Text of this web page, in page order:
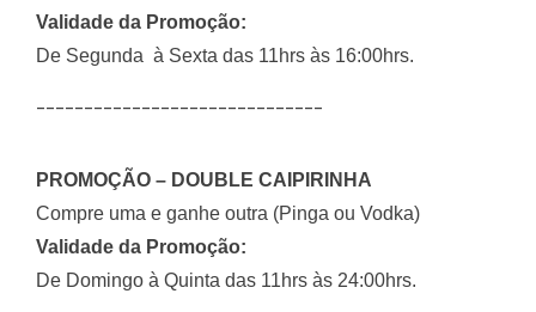
Validade da Promoção:
De Segunda à Sexta das 11hrs às 16:00hrs.
PROMOÇÃO – DOUBLE CAIPIRINHA
Compre uma e ganhe outra (Pinga ou Vodka)
Validade da Promoção:
De Domingo à Quinta das 11hrs às 24:00hrs.